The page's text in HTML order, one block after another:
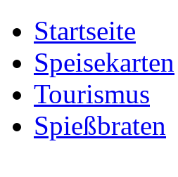
Startseite
Speisekarten
Tourismus
Spießbraten